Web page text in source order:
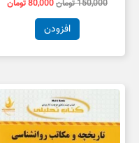
150,000تومان80,000تومان
افزودن